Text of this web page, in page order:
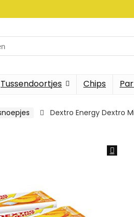
Tussendoortjes Chips
Dextro Energy Dextro